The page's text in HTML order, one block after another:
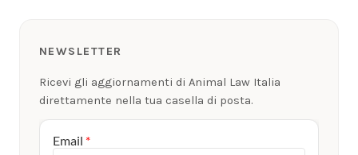
NEWSLETTER
Ricevi gli aggiornamenti di Animal Law Italia
direttamente nella tua casella di posta.